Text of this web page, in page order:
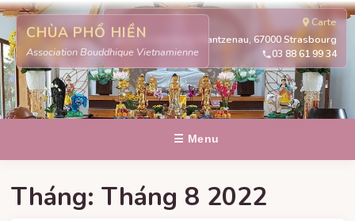
CHÙA PHỔ HIỀN
Association Bouddhique Vietnamienne
Carte
311 route de la Wantzenau, 67000 Strasbourg
03 88 61 99 34
☰ Menu
Tháng: Tháng 8 2022